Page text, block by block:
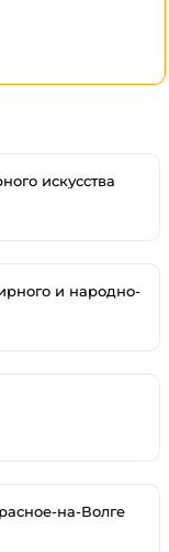
искусства
и народно-
на-Волге